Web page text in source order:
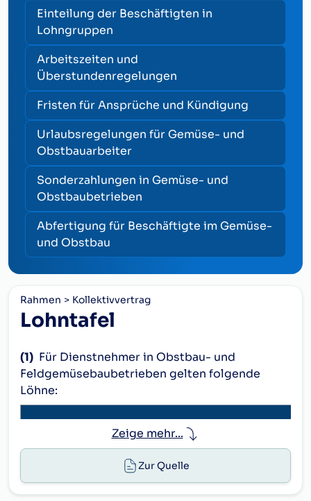
Einteilung der Beschäftigten in
Lohngruppen
Arbeitszeiten und
Überstundenregelungen
Fristen für Ansprüche und Kündigung
Urlaubsregelungen für Gemüse- und
Obstbauarbeiter
Sonderzahlungen in Gemüse- und
Obstbaubetrieben
Abfertigung für Beschäftigte im Gemüse-
und Obstbau
Rahmen Kollektivvertrag
Lohntafel
(1) Für Dienstnehmer in Obstbau- und
Feldgemüsebaubetrieben gelten folgende
Löhne:
Obstbau- und Feldgemüsebaumeister
Obstbau- und Feldgemüsebaufacharbeiter
Zeige mehr...
Zur Quelle